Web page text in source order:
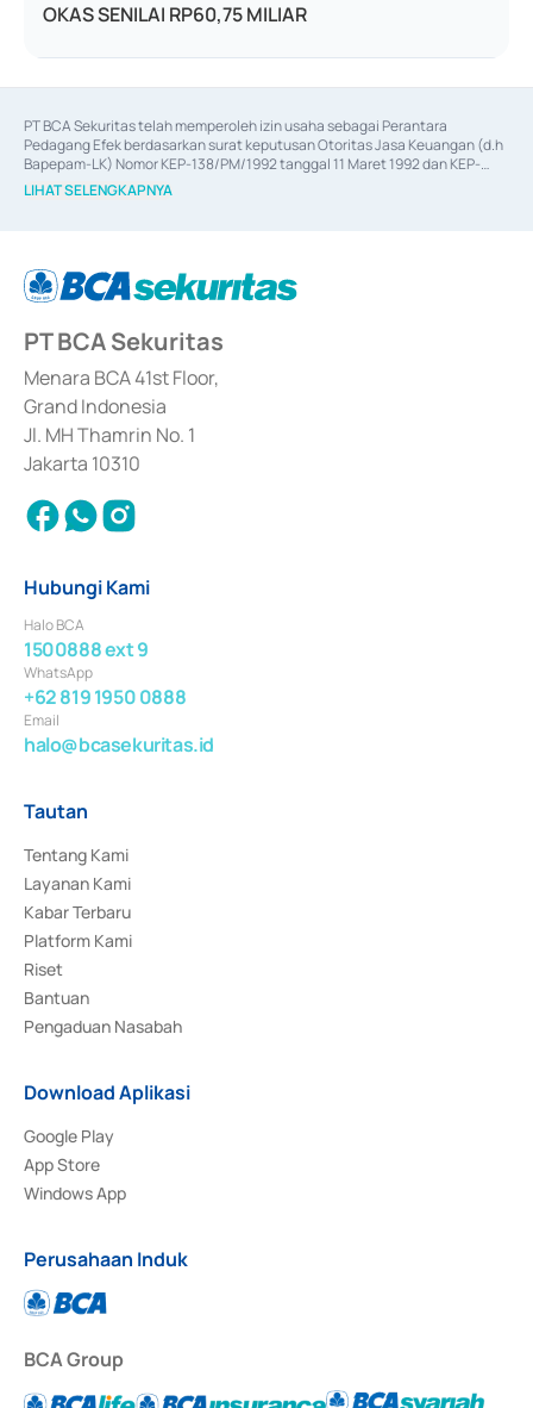
OKAS SENILAI RP60,75 MILIAR
PT BCA Sekuritas telah memperoleh izin usaha sebagai Perantara
Pedagang Efek berdasarkan surat keputusan Otoritas Jasa Keuangan (d.h
Bapepam-LK) Nomor KEP-138/PM/1992 tanggal 11 Maret 1992 dan KEP-
06/D.04/2014 tanggal 28 Februari 2014, izin usaha sebagai Penjamin Emisi
Efek berdasarkan surat keputusan Otoritas Jasa Keuangan Nomor KEP-
berdasarkan surat keputusan Otoritas Jasa Keuangan Nomor S-
67/PM.21/2017 tanggal 3 Februari 2017, dan beberapa izin usaha lainnya
Sertifikat Deposito di Pasar Uang yang izinnya diterbitkan pada tahun 2017
dan izin usaha lainnya dari Bank Indonesia sebagai Lembaga Pendukung
Penerbitan, Transaksi, serta Penatausahaan dan Penyelesaian Transaksi
Surat Berharga Komersial yang izinnya diterbitkan pada tahun 2018.
LIHAT SELENGKAPNYA
PT BCA Sekuritas
Menara BCA 41st Floor,
Grand Indonesia
Jl. MH Thamrin No. 1
Jakarta 10310
Hubungi Kami
Halo BCA
1500888 ext 9
WhatsApp
+62 819 1950 0888
Email
halo@bcasekuritas.id
Tautan
Tentang Kami
Layanan Kami
Kabar Terbaru
Platform Kami
Riset
Bantuan
Pengaduan Nasabah
Download Aplikasi
Google Play
App Store
Windows App
Perusahaan Induk
BCA Group